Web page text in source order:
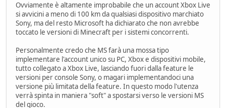
Ovviamente è altamente improbabile che un account Xbox Live
si avvicini a meno di 100 km da qualsiasi dispositivo marchiato
Sony, ma del resto Microsoft ha dichiarato che non avrebbe
toccato le versioni di Minecraft per i sistemi concorrenti.
Personalmente credo che MS farà una mossa tipo
implementare l'account unico su PC, Xbox e dispositivi mobile,
tutto collegato a Xbox Live, lasciando fuori dalla feature le
versioni per console Sony, o magari implementandoci una
versione più limitata della feature. In questo modo l'utenza
verrà spinta in maniera "soft" a spostarsi verso le versioni MS
del gioco.